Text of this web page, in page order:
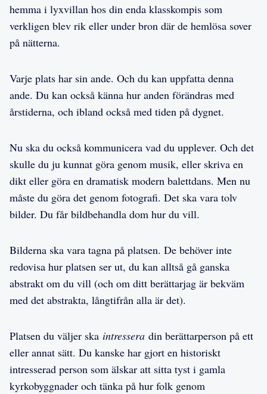
hemma i lyxvillan hos din enda klasskompis som
verkligen blev rik eller under bron där de hemlösa sover
på nätterna.
Varje plats har sin ande. Och du kan uppfatta denna
ande. Du kan också känna hur anden förändras med
årstiderna, och ibland också med tiden på dygnet.
Nu ska du också kommunicera vad du upplever. Och det
skulle du ju kunnat göra genom musik, eller skriva en
dikt eller göra en dramatisk modern balettdans. Men nu
måste du göra det genom fotografi. Det ska vara tolv
bilder. Du får bildbehandla dom hur du vill.
Bilderna ska vara tagna på platsen. De behöver inte
redovisa hur platsen ser ut, du kan alltså gå ganska
abstrakt om du vill (och om ditt berättarjag är bekväm
med det abstrakta, långtifrån alla är det).
Platsen du väljer ska intressera din berättarperson på ett
eller annat sätt. Du kanske har gjort en historiskt
intresserad person som älskar att sitta tyst i gamla
kyrkobyggnader och tänka på hur folk genom